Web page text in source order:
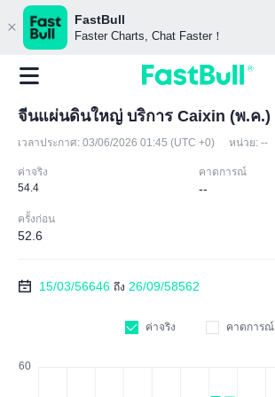
FastBull
Faster Charts, Chat Faster！
จีนแผ่นดินใหญ่ บริการ Caixin (พ.ค.)
เวลาประกาศ: 03/06/2026 01:45 (UTC +0) หน่วย: --
ค่าจริง
54.4
คาดการณ์
--
ครั้งก่อน
52.6
15/03/56646 ถึง 26/09/58562
ค่าจริง คาดการณ์